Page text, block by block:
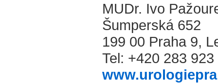
MUDr. Ivo
Šumperská 652
199 00 Praha 9,
Tel: +420 283 923